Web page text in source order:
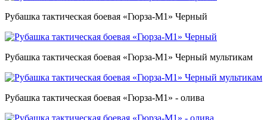
Рубашка тактическая боевая «Гюрза-М1» Черный
Рубашка тактическая боевая «Гюрза-М1» Черный мультикам
Рубашка тактическая боевая «Гюрза-М1» - олива